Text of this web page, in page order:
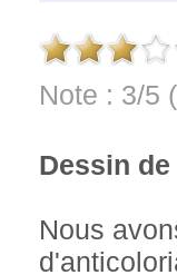
Note : 3/5
Dessin de
Nous